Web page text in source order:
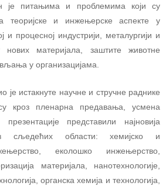
је питањима и проблемима који су
теоријске и инжењерске аспекте у
и процесној индустрији, металургији и
материјала, заштите животне
у организацијама.
је истакнуте научне и стручне раднике
кроз пленарна предавања, усмена
представили најновија
сљедећих области: хемијско и
еколошко инжењерство,
материјала, нанотехнологије,
органска хемија и технологија,